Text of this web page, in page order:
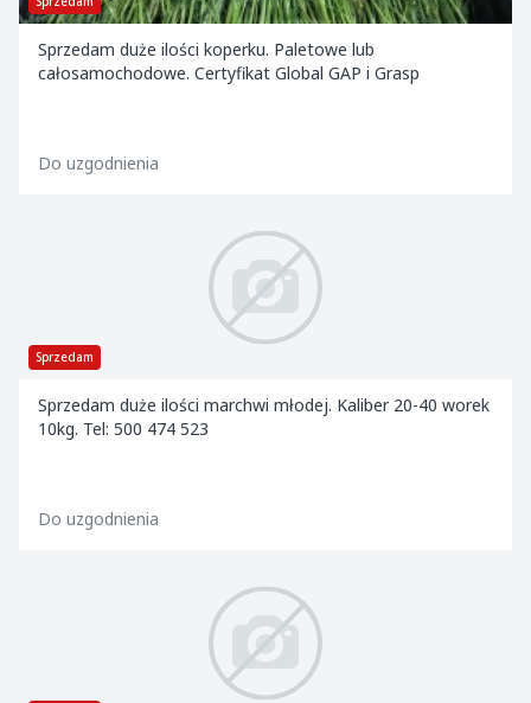
Sprzedam duże ilości koperku. Paletowe lub
całosamochodowe. Certyfikat Global GAP i Grasp
Do uzgodnienia
Sprzedam
Sprzedam duże ilości marchwi młodej. Kaliber 20-40 worek
10kg. Tel: 500 474 523
Do uzgodnienia